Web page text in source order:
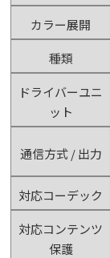
カラー展開
種類
ドライバーユニ
ット
通信方式 / 出力
対応コーデック
対応コンテンツ
保護